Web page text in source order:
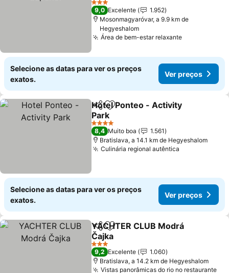
3 Estrelas
9,0 Excelente
1.952
Mosonmagyaróvar, a 9.9 km de
Hegyeshalom
Área de bem-estar relaxante
Selecione as datas para ver os preços
exatos.
Ver preços
PartilharAdicionar aos favoritos
Hotel Ponteo - Activity
Park
4 Estrelas
8,4 Muito boa
1.561
Bratislava, a 14.1 km de Hegyeshalom
Culinária regional autêntica
Selecione as datas para ver os preços
exatos.
Ver preços
PartilharAdicionar aos favoritos
YACHTER CLUB Modrá
Čajka
3 Estrelas
9,2 Excelente
1.060
Bratislava, a 14.2 km de Hegyeshalom
Vistas panorâmicas do rio no restaurante